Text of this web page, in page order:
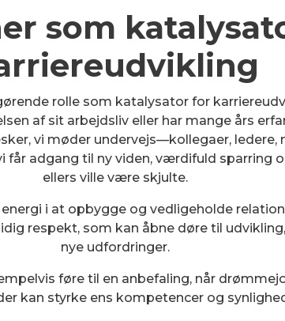
som
rolle som katalysator for
af sit arbejdsliv eller har mange års
vi møder undervejs—kollegaer, ledere,
adgang til ny viden, værdifuld sparring
ellers ville være skjulte.
i at opbygge og vedligeholde
respekt, som kan åbne døre til
nye udfordringer.
føre til en anbefaling, når
kan styrke ens kompetencer og